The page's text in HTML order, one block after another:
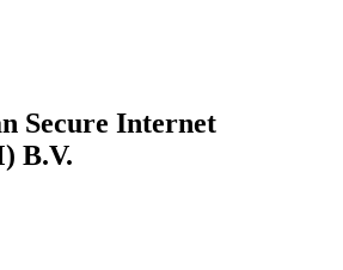
Secure Internet
B.V.